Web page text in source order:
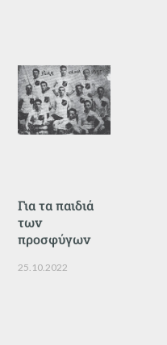
Για τα παιδιά
των
προσφύγων
25.10.2022